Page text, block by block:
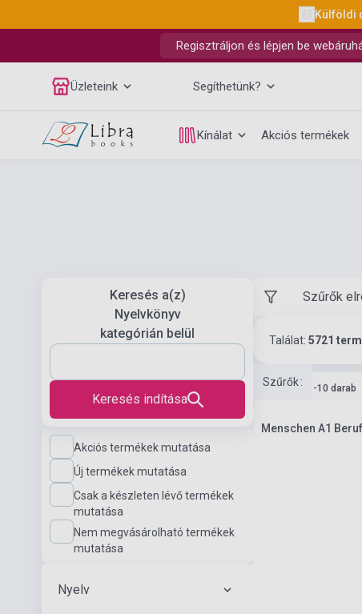
Külföldi
Regisztráljon és lépjen be
Üzleteink Segíthetünk?
Kínálat Akciós termékek
Keresés a(z)
Nyelvkönyv
kategórián belül
Keresés indítása
Akciós termékek mutatása
Új termékek mutatása
Csak a készleten lévő termékek
mutatása
Nem megvásárolható termékek
mutatása
Nyelv
Szűrők
Találat: 5721
Szűrők:
Készlet: 1-10 darab
Menschen A1